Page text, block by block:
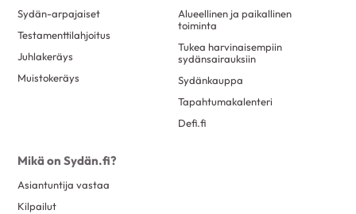
Sydän-arpajaiset
Testamenttilahjoitus
Juhlakeräys
Muistokeräys
Alueellinen ja paikallinen
toiminta
Tukea harvinaisempiin
sydänsairauksiin
Sydänkauppa
Tapahtumakalenteri
Defi.fi
Mikä on Sydän.fi?
Asiantuntija vastaa
Kilpailut